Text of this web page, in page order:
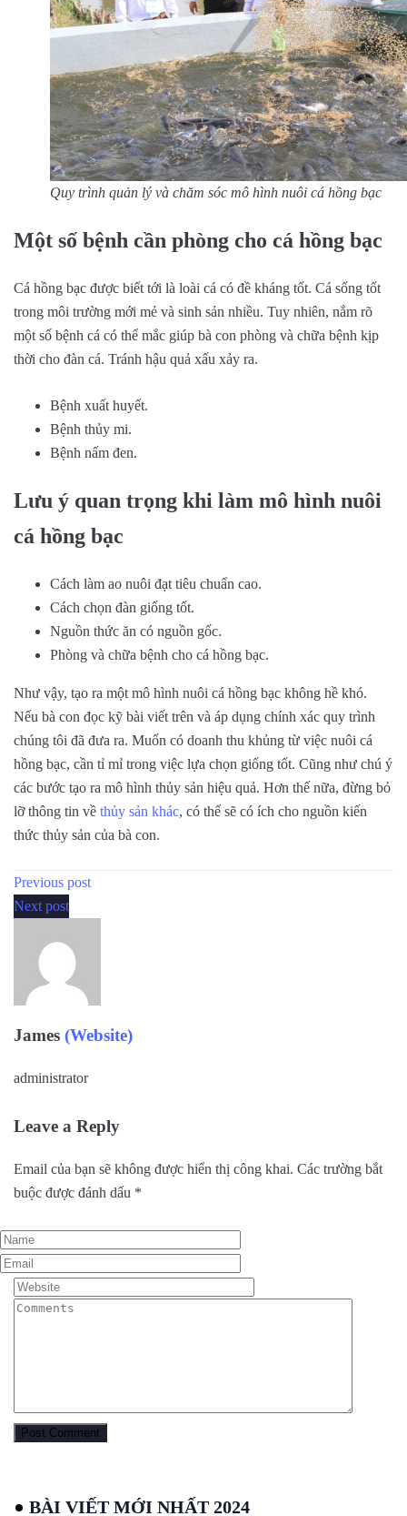
Quy trình quản lý và chăm sóc mô hình nuôi cá hồng bạc
Một số bệnh cần phòng cho cá hồng bạc
Cá hồng bạc được biết tới là loài cá có đề kháng tốt. Cá sống tốt
trong môi trường mới mẻ và sinh sản nhiều. Tuy nhiên, nắm rõ
một số bệnh cá có thể mắc giúp bà con phòng và chữa bệnh kịp
thời cho đàn cá. Tránh hậu quả xấu xảy ra.
Bệnh xuất huyết.
Bệnh thủy mi.
Bệnh nấm đen.
Lưu ý quan trọng khi làm mô hình nuôi
cá hồng bạc
Cách làm ao nuôi đạt tiêu chuẩn cao.
Cách chọn đàn giống tốt.
Nguồn thức ăn có nguồn gốc.
Phòng và chữa bệnh cho cá hồng bạc.
Như vậy, tạo ra một mô hình nuôi cá hồng bạc không hề khó.
Nếu bà con đọc kỹ bài viết trên và áp dụng chính xác quy trình
chúng tôi đã đưa ra. Muốn có doanh thu khủng từ việc nuôi cá
hồng bạc, cần tỉ mỉ trong việc lựa chọn giống tốt. Cũng như chú ý
các bước tạo ra mô hình thủy sản hiệu quả. Hơn thế nữa, đừng bỏ
lỡ thông tin về thủy sản khác, có thể sẽ có ích cho nguồn kiến
thức thủy sản của bà con.
Previous post
Next post
James (Website)
administrator
Leave a Reply
Email của bạn sẽ không được hiển thị công khai. Các trường bắt
buộc được đánh dấu *
BÀI VIẾT MỚI NHẤT 2024